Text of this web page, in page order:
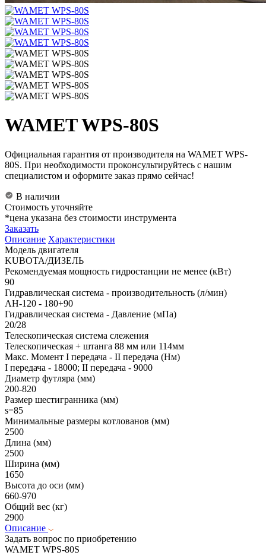
WAMET WPS-80S
Официальная гарантия от производителя на WAMET WPS-
80S. При необходимости проконсультируйтесь с нашим
специалистом и оформите заказ прямо сейчас!
В наличии
Стоимость уточняйте
*цена указана без стоимости инструмента
Заказать
Описание Характеристики
Модель двигателя
KUBOTA/ДИЗЕЛЬ
Рекомендуемая мощность гидростанции не менее (кВт)
90
Гидравлическая система - производительность (л/мин)
АН-120 - 180+90
Гидравлическая система - Давление (мПа)
20/28
Телескопическая система слежения
Телескопическая + штанга 88 мм или 114мм
Макс. Момент I передача - II передача (Нм)
I передача - 18000; II передача - 9000
Диаметр футляра (мм)
200-820
Размер шестигранника (мм)
s=85
Минимальные размеры котлованов (мм)
2500
Длина (мм)
2500
Ширина (мм)
1650
Высота до оси (мм)
660-970
Общий вес (кг)
2900
Описание
Задать вопрос по приобретению
WAMET WPS-80S